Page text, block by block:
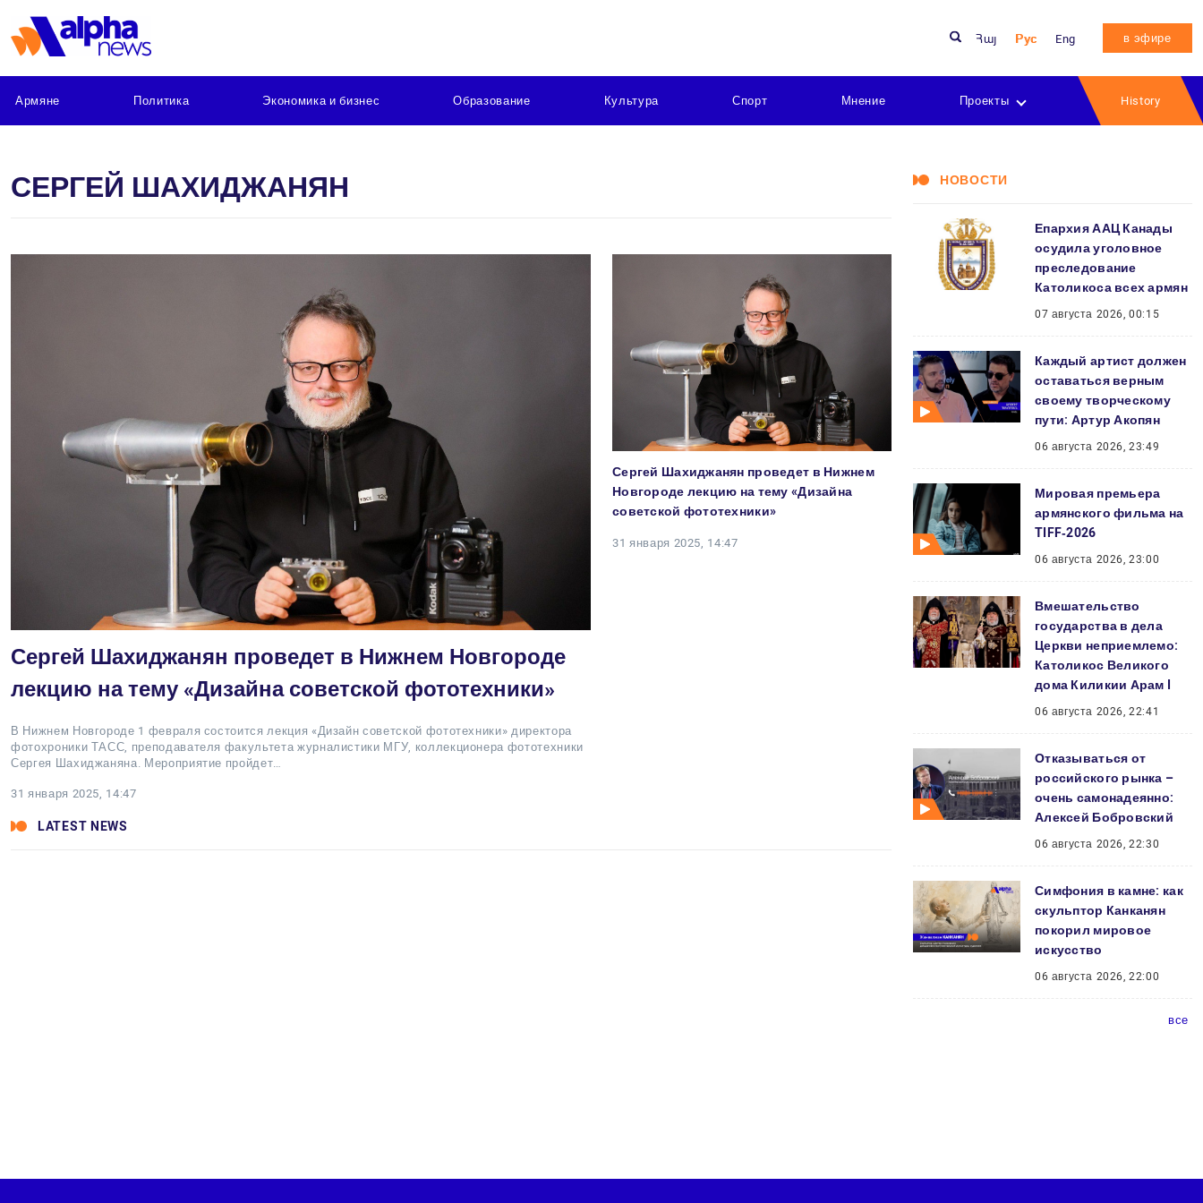
Հայ Рус Eng в эфире
Армяне Политика Экономика и бизнес Образование Культура Спорт Мнение Проекты History
СЕРГЕЙ ШАХИДЖАНЯН
Сергей Шахиджанян проведет в Нижнем Новгороде
лекцию на тему «Дизайна советской фототехники»
В Нижнем Новгороде 1 февраля состоится лекция «Дизайн советской фототехники» директора
фотохроники ТАСС, преподавателя факультета журналистики МГУ, коллекционера фототехники
Сергея Шахиджаняна. Мероприятие пройдет…
31 января 2025, 14:47
Сергей Шахиджанян проведет в Нижнем
Новгороде лекцию на тему «Дизайна
советской фототехники»
31 января 2025, 14:47
LATEST NEWS
НОВОСТИ
Епархия ААЦ Канады
осудила уголовное
преследование
Католикоса всех армян
07 августа 2026, 00:15
Каждый артист должен
оставаться верным
своему творческому
пути: Артур Акопян
06 августа 2026, 23:49
Мировая премьера
армянского фильма на
TIFF‑2026
06 августа 2026, 23:00
Вмешательство
государства в дела
Церкви неприемлемо:
Католикос Великого
дома Киликии Арам I
06 августа 2026, 22:41
Отказываться от
российского рынка –
очень самонадеянно:
Алексей Бобровский
06 августа 2026, 22:30
Симфония в камне: как
скульптор Канканян
покорил мировое
искусство
06 августа 2026, 22:00
все